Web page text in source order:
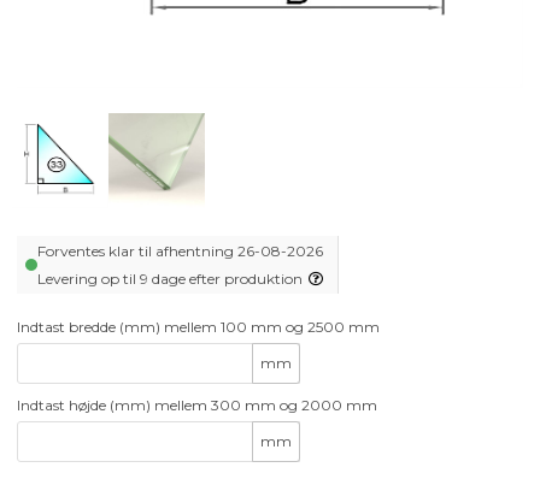
Forventes klar til afhentning 26-08-2026
Levering op til 9 dage efter produktion
Indtast bredde (mm) mellem 100 mm og 2500 mm
mm
Indtast højde (mm) mellem 300 mm og 2000 mm
mm